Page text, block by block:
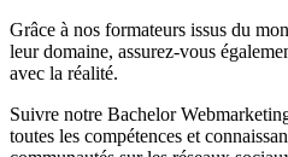
Grâce à nos formateurs issus du
leur domaine, assurez-vous
avec la réalité.
Suivre notre Bachelor
toutes les compétences et